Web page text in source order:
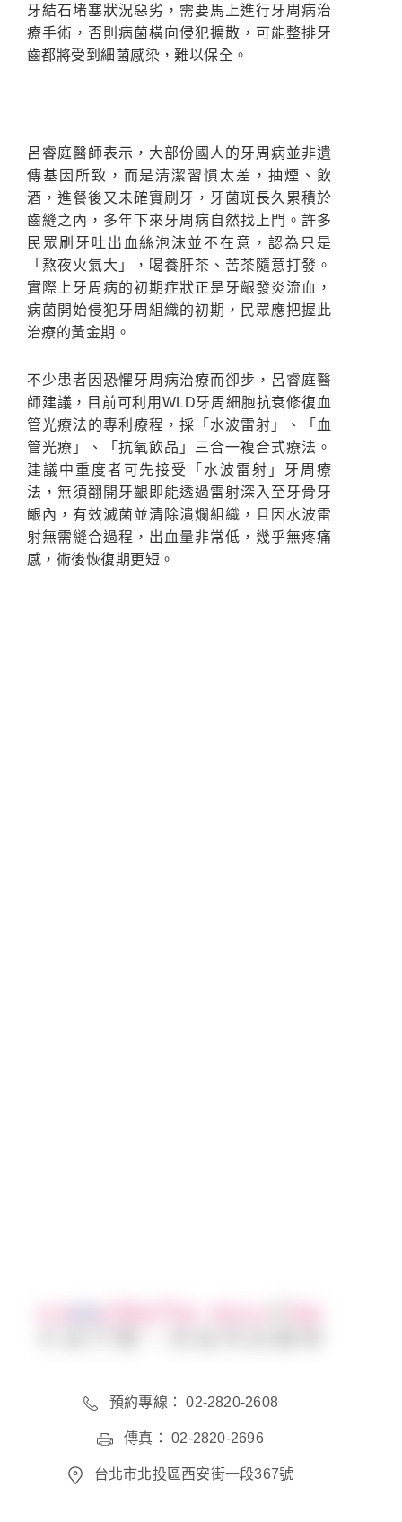
牙結石堵塞狀況惡劣，需要馬上進行牙周病治
療手術，否則病菌橫向侵犯擴散，可能整排牙
齒都將受到細菌感染，難以保全。
呂睿庭醫師表示，大部份國人的牙周病並非遺
傳基因所致，而是清潔習慣太差，抽煙、飲
酒，進餐後又未確實刷牙，牙菌斑長久累積於
齒縫之內，多年下來牙周病自然找上門。許多
民眾刷牙吐出血絲泡沫並不在意，認為只是
「熬夜火氣大」，喝養肝茶、苦茶隨意打發。
實際上牙周病的初期症狀正是牙齦發炎流血，
病菌開始侵犯牙周組織的初期，民眾應把握此
治療的黃金期。
不少患者因恐懼牙周病治療而卻步，呂睿庭醫
師建議，目前可利用WLD牙周細胞抗衰修復血
管光療法的專利療程，採「水波雷射」、「血
管光療」、「抗氧飲品」三合一複合式療法。
建議中重度者可先接受「水波雷射」牙周療
法，無須翻開牙齦即能透過雷射深入至牙骨牙
齦內，有效滅菌並清除潰爛組織，且因水波雷
射無需縫合過程，出血量非常低，幾乎無疼痛
感，術後恢復期更短。
預約專線： 02-2820-2608
傳真： 02-2820-2696
台北市北投區西安街一段367號